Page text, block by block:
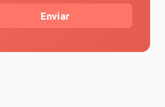
Enviar